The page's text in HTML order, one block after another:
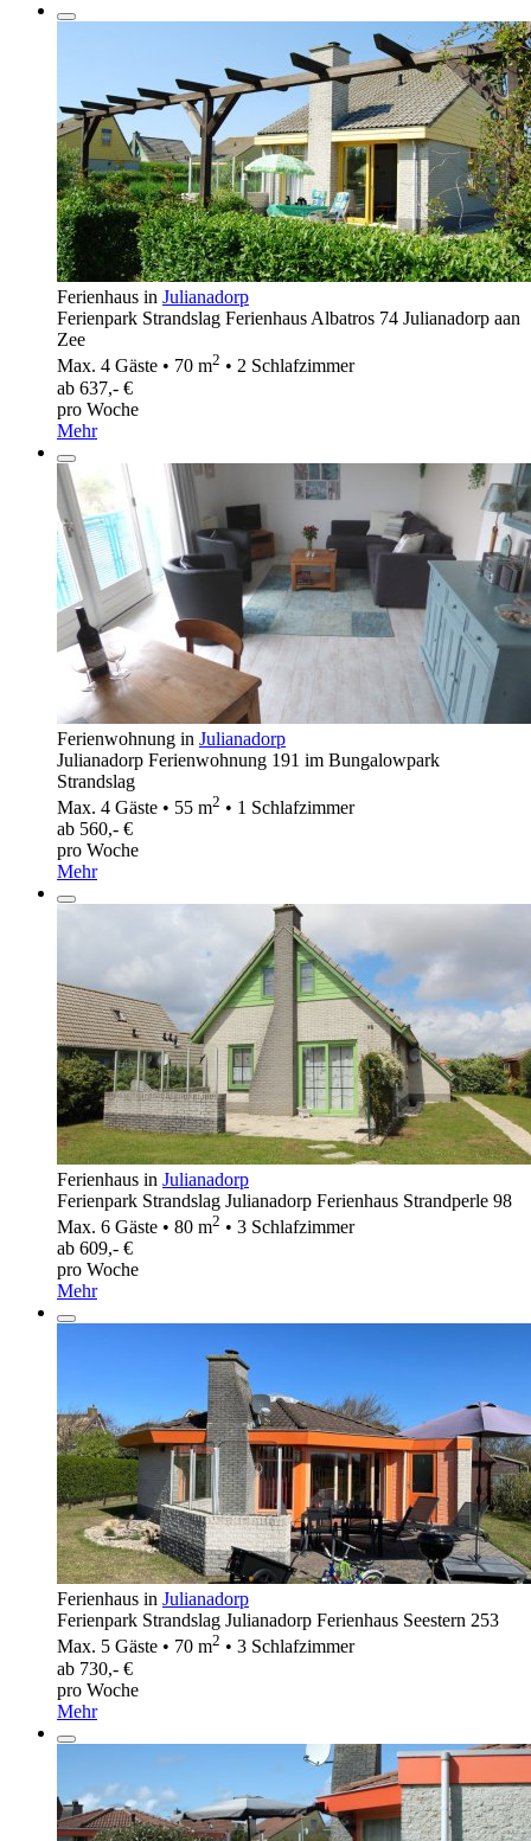
Ferienhaus in Julianadorp
Ferienpark Strandslag Ferienhaus Albatros 74 Julianadorp aan
Zee
Max. 4 Gäste • 70 m2 • 2 Schlafzimmer
ab 637,- €
pro Woche
Mehr
Ferienwohnung in Julianadorp
Julianadorp Ferienwohnung 191 im Bungalowpark
Strandslag
Max. 4 Gäste • 55 m2 • 1 Schlafzimmer
ab 560,- €
pro Woche
Mehr
Ferienhaus in Julianadorp
Ferienpark Strandslag Julianadorp Ferienhaus Strandperle 98
Max. 6 Gäste • 80 m2 • 3 Schlafzimmer
ab 609,- €
pro Woche
Mehr
Ferienhaus in Julianadorp
Ferienpark Strandslag Julianadorp Ferienhaus Seestern 253
Max. 5 Gäste • 70 m2 • 3 Schlafzimmer
ab 730,- €
pro Woche
Mehr